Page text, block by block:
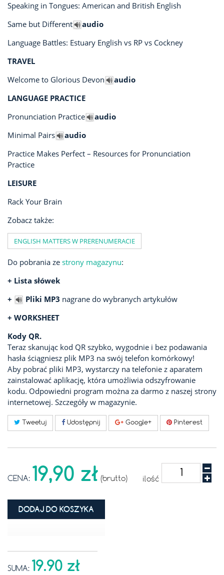
Speaking in Tongues: American and British English
Same but Different
audio
Language Battles: Estuary English vs RP vs Cockney
TRAVEL
Welcome to Glorious Devon
audio
LANGUAGE PRACTICE
Pronunciation Practice
audio
Minimal Pairs
audio
Practice Makes Perfect – Resources for Pronunciation
Practice
LEISURE
Rack Your Brain
Zobacz także:
ENGLISH MATTERS W PRERENUMERACIE
Do pobrania ze strony magazynu:
+ Lista słówek
+
Pliki MP3 nagrane do wybranych artykułów
+ WORKSHEET
Kody QR.
Teraz skanując kod QR szybko, wygodnie i bez podawania
hasła ściągniesz plik MP3 na swój telefon komórkowy!
Aby pobrać pliki MP3, wystarczy na telefonie z aparatem
zainstalować aplikację, która umożliwia odszyfrowanie
kodu. Odpowiedni program można za darmo z naszej strony
internetowej. Szczegóły w magazynie.
Tweetuj Udostępnij Google+ Pinterest
CENA: 19,90 zł (brutto) ilość
DODAJ DO KOSZYKA
SUMA: 19.90 zł